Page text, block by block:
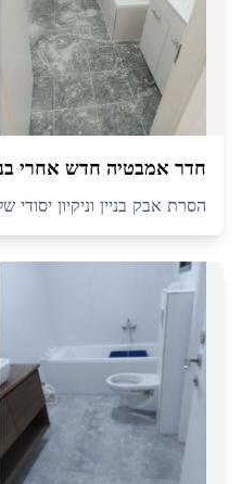
חדר אמבטיה חדש אחרי
הסרת אבק בניין וניקיון